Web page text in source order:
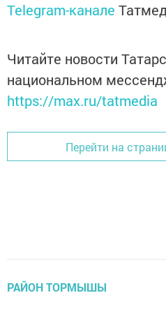
Telegram-канале
Читайте новости
национальном
https://max.ru/tatmedia
Перейти на
РАЙОН ТОРМЫШЫ